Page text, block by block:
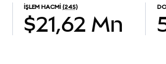
İŞLEM HACMI (24S)
$21,62 Mn